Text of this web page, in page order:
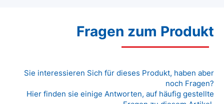
Fragen zum Produkt
Sie interessieren Sich für dieses Produkt, haben aber
noch Fragen?
Hier finden sie einige Antworten, auf häufig gestellte